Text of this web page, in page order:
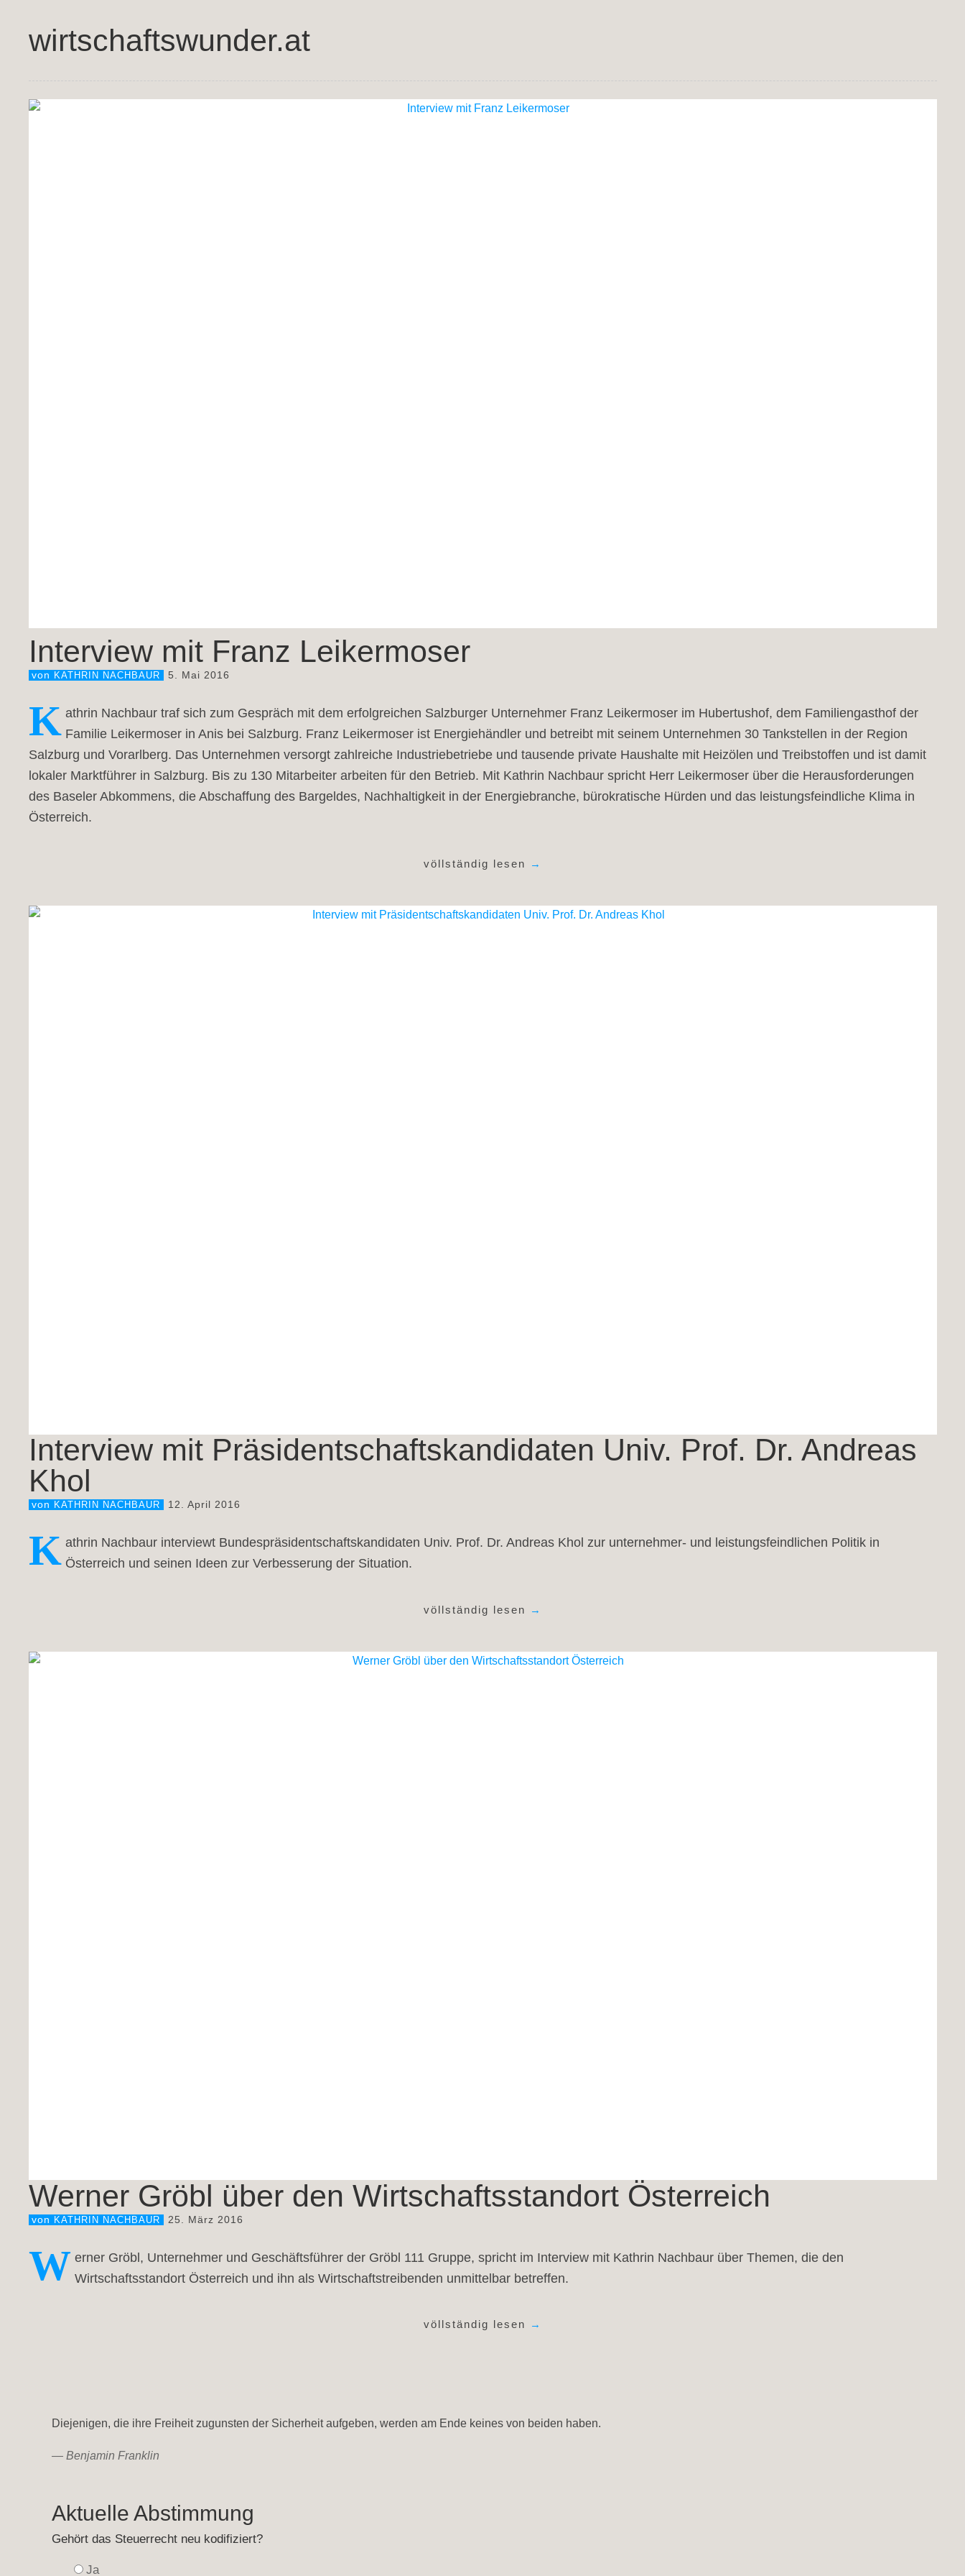
wirtschaftswunder.at
Interview mit Franz Leikermoser
von KATHRIN NACHBAUR 5. Mai 2016
K athrin Nachbaur traf sich zum Gespräch mit dem erfolgreichen Salzburger Unternehmer Franz Leikermoser im Hubertushof, dem Familiengasthof der
Familie Leikermoser in Anis bei Salzburg. Franz Leikermoser ist Energiehändler und betreibt mit seinem Unternehmen 30 Tankstellen in der Region
Salzburg und Vorarlberg. Das Unternehmen versorgt zahlreiche Industriebetriebe und tausende private Haushalte mit Heizölen und Treibstoffen und ist damit
lokaler Marktführer in Salzburg. Bis zu 130 Mitarbeiter arbeiten für den Betrieb. Mit Kathrin Nachbaur spricht Herr Leikermoser über die Herausforderungen
des Baseler Abkommens, die Abschaffung des Bargeldes, Nachhaltigkeit in der Energiebranche, bürokratische Hürden und das leistungsfeindliche Klima in
Österreich.
völlständig lesen →
Interview mit Präsidentschaftskandidaten Univ. Prof. Dr. Andreas
Khol
von KATHRIN NACHBAUR 12. April 2016
K athrin Nachbaur interviewt Bundespräsidentschaftskandidaten Univ. Prof. Dr. Andreas Khol zur unternehmer- und leistungsfeindlichen Politik in
Österreich und seinen Ideen zur Verbesserung der Situation.
völlständig lesen →
Werner Gröbl über den Wirtschaftsstandort Österreich
von KATHRIN NACHBAUR 25. März 2016
W erner Gröbl, Unternehmer und Geschäftsführer der Gröbl 111 Gruppe, spricht im Interview mit Kathrin Nachbaur über Themen, die den
Wirtschaftsstandort Österreich und ihn als Wirtschaftstreibenden unmittelbar betreffen.
völlständig lesen →
Diejenigen, die ihre Freiheit zugunsten der Sicherheit aufgeben, werden am Ende keines von beiden haben.
— Benjamin Franklin
Aktuelle Abstimmung
Gehört das Steuerrecht neu kodifiziert?
Ja